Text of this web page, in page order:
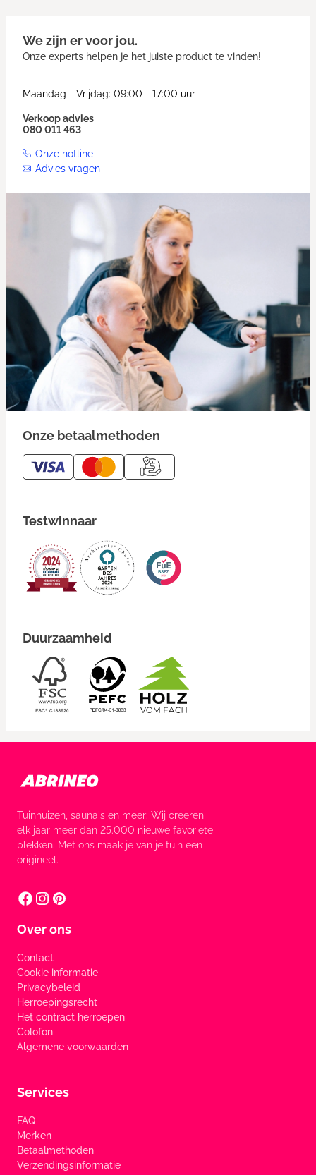
We zijn er voor jou.
Onze experts helpen je het juiste product te vinden!
Maandag - Vrijdag: 09:00 - 17:00 uur
Verkoop advies
080 011 463
Onze hotline
Advies vragen
Onze betaalmethoden
Testwinnaar
Duurzaamheid
Tuinhuizen, sauna's en meer: Wij creëren
elk jaar meer dan 25.000 nieuwe favoriete
plekken. Met ons maak je van je tuin een
origineel.
Over ons
Contact
Cookie informatie
Privacybeleid
Herroepingsrecht
Het contract herroepen
Colofon
Algemene voorwaarden
Services
FAQ
Merken
Betaalmethoden
Verzendingsinformatie